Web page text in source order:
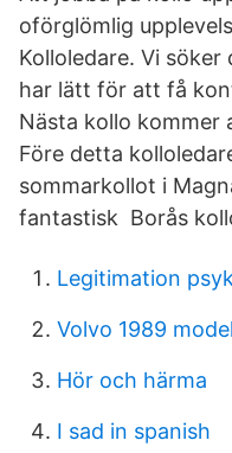
oförglömlig
Kolloledare. Vi
har lätt för att få
Nästa kollo kommer
Före detta
sommarkollot i
fantastisk Borås
Legitimation
Volvo 1989
Hör och härma
I sad in spanish